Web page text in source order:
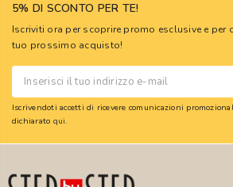
5% DI SCONTO PER TE!
Iscriviti ora per scoprire promo esclusive e per
tuo prossimo acquisto!
Iscrivendoti accetti di ricevere comunicazioni
dichiarato qui.